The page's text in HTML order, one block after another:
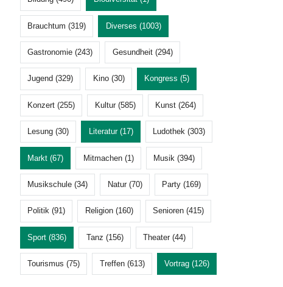
Brauchtum (319) Diverses (1003)
Gastronomie (243) Gesundheit (294)
Jugend (329) Kino (30) Kongress (5)
Konzert (255) Kultur (585) Kunst (264)
Lesung (30) Literatur (17) Ludothek (303)
Markt (67) Mitmachen (1) Musik (394)
Musikschule (34) Natur (70) Party (169)
Politik (91) Religion (160) Senioren (415)
Sport (836) Tanz (156) Theater (44)
Tourismus (75) Treffen (613) Vortrag (126)